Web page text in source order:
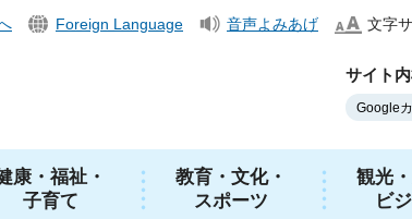
Foreign Language 音声よみあげ 文字
サイト
康・福祉・
子育て
教育・文化・
スポーツ
観光
ビ